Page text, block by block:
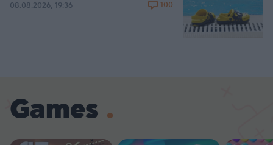
08.08.2026, 19:36 100
Games